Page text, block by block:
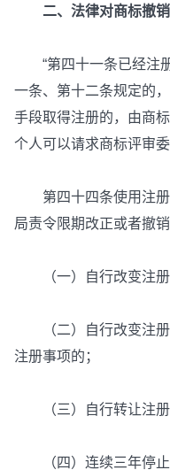
二、法律对商标撤
“第四十一条已经注册
一条、第十二条规定的
手段取得注册的，由商
个人可以请求商标评审
第四十四条使用注册
局责令限期改正或者撤销
（一）自行改变注册
（二）自行改变注册
注册事项的；
（三）自行转让注册
（四）连续三年停止